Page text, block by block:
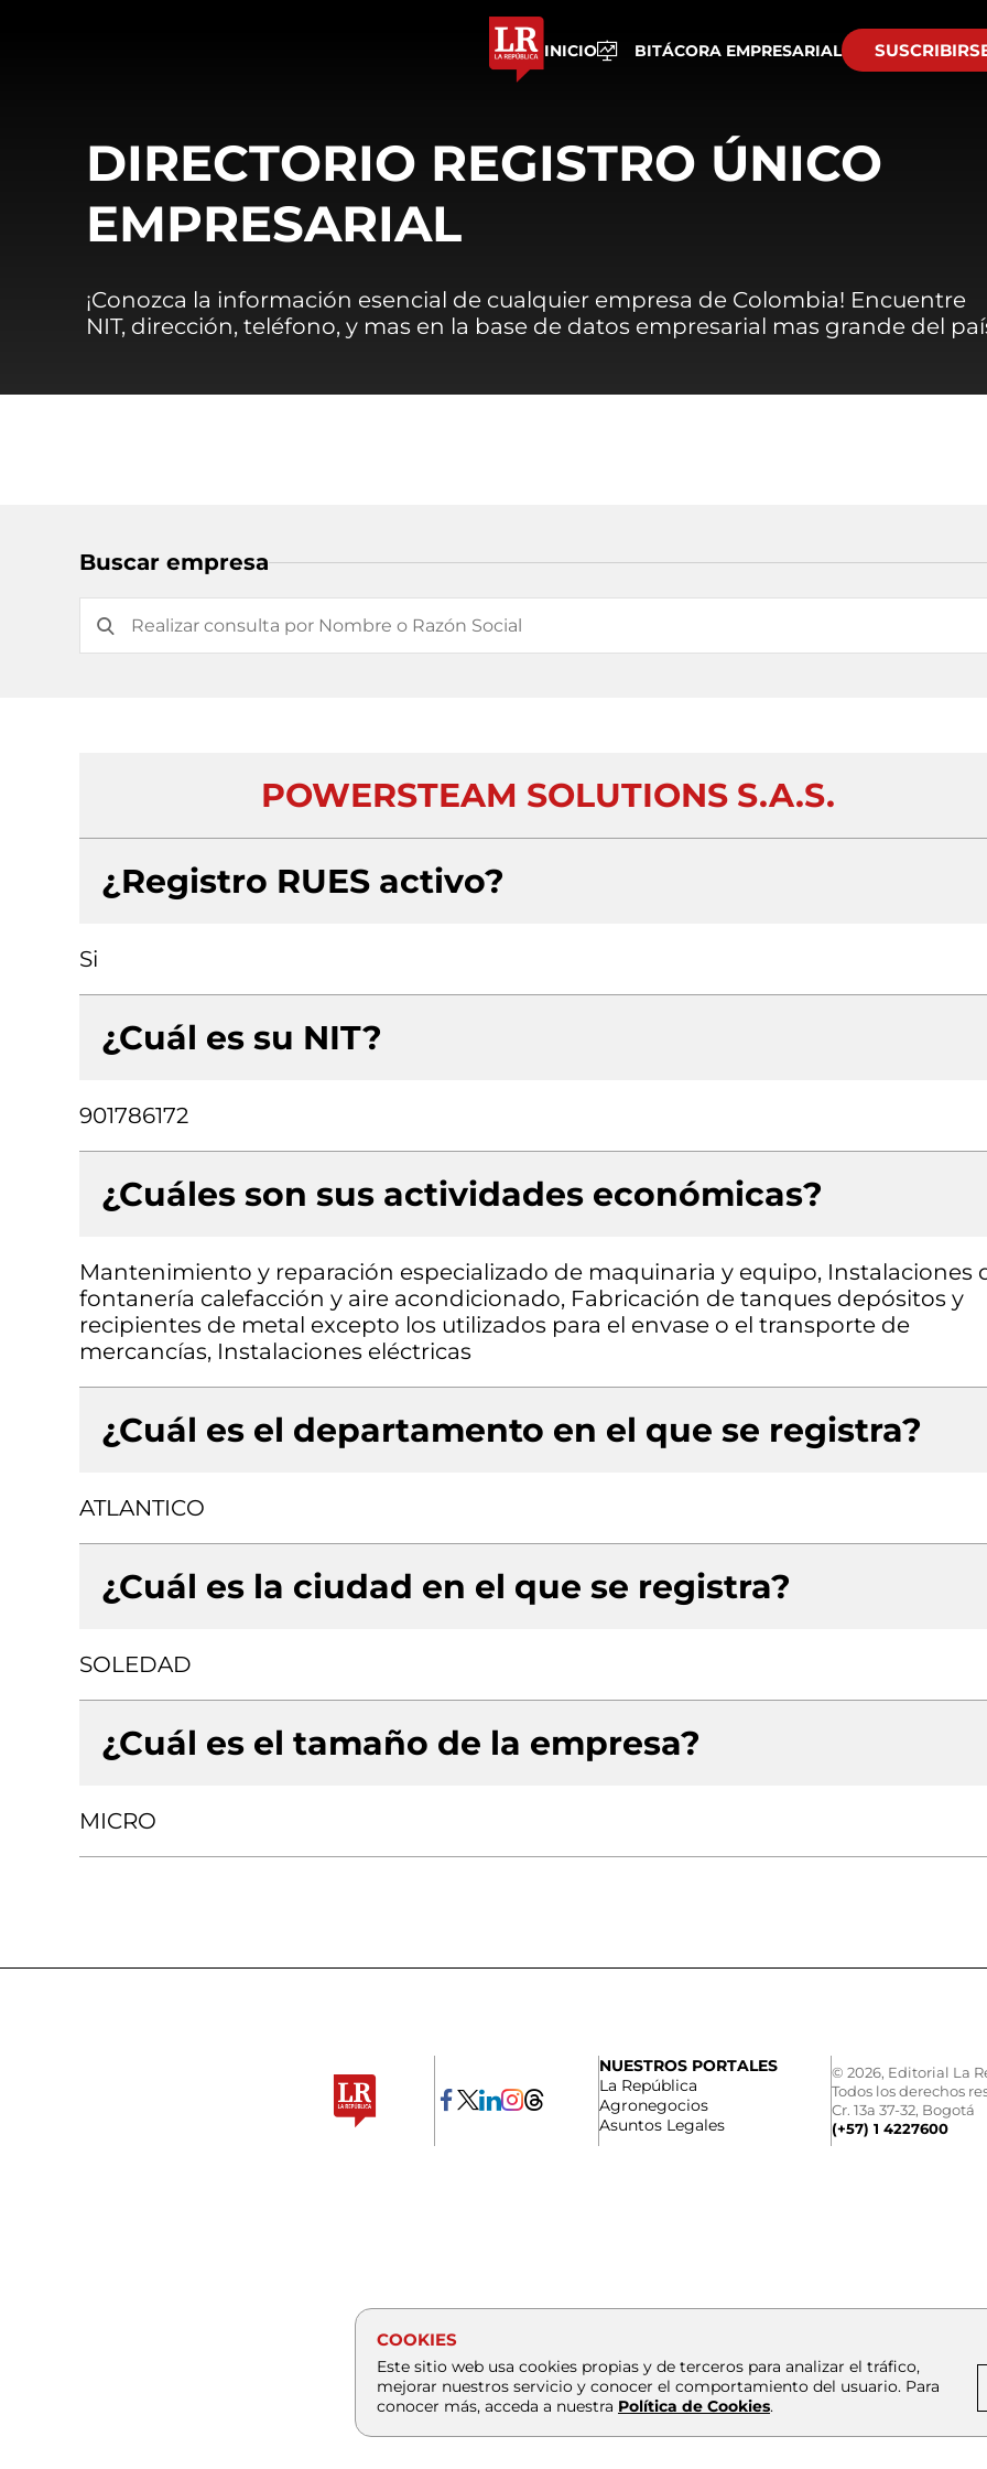
INICIO BITÁCORA EMPRESARIAL
DIRECTORIO REGISTRO ÚNICO
EMPRESARIAL
¡Conozca la información esencial de cualquier empresa de Colombia! Encuentre
NIT, dirección, teléfono, y mas en la base de datos empresarial mas grande del
Buscar empresa
POWERSTEAM SOLUTIONS S.A.S.
¿Registro RUES activo?
Si
¿Cuál es su NIT?
901786172
¿Cuáles son sus actividades económicas?
Mantenimiento y reparación especializado de maquinaria y equipo, Instalaciones
fontanería calefacción y aire acondicionado, Fabricación de tanques depósitos y
recipientes de metal excepto los utilizados para el envase o el transporte de
mercancías, Instalaciones eléctricas
¿Cuál es el departamento en el que se registra?
ATLANTICO
¿Cuál es la ciudad en el que se registra?
SOLEDAD
¿Cuál es el tamaño de la empresa?
MICRO
NUESTROS PORTALES
La República
Agronegocios
Asuntos Legales
© 2026, Editorial La
Todos los derechos
Cr. 13a 37-32, Bogotá
(+57) 1 4227600
COOKIES
Este sitio web usa cookies propias y de terceros para analizar el tráfico,
mejorar nuestros servicio y conocer el comportamiento del usuario. Para
conocer más, acceda a nuestra Política de Cookies.